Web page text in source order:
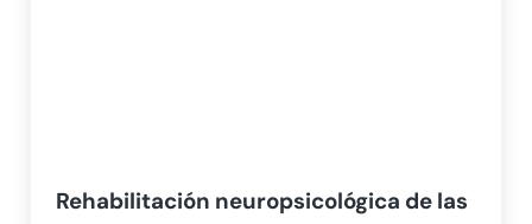
Rehabilitación neuropsicológica de las